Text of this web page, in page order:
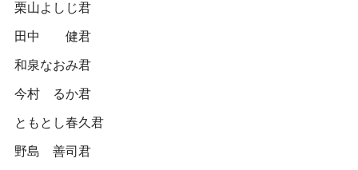
栗山よしじ君
田中 健君
和泉なおみ君
今村 るか君
ともとし春久君
野島 善司君